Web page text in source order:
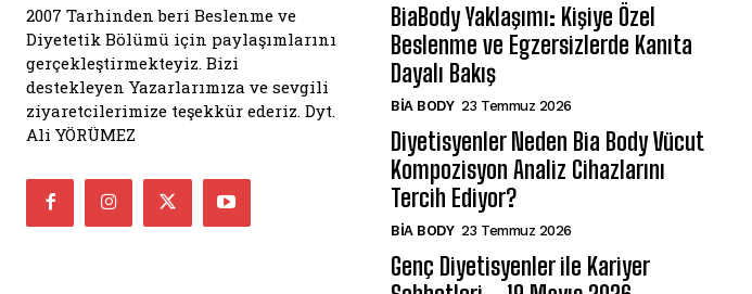
2007 Tarhinden beri Beslenme ve
Diyetetik Bölümü için paylaşımlarını
gerçekleştirmekteyiz. Bizi
destekleyen Yazarlarımıza ve sevgili
ziyaretcilerimize teşekkür ederiz. Dyt.
Ali YÖRÜMEZ
BiaBody Yaklaşımı: Kişiye Özel
Beslenme ve Egzersizlerde Kanıta
Dayalı Bakış
BIA BODY 23 Temmuz 2026
Diyetisyenler Neden Bia Body Vücut
Kompozisyon Analiz Cihazlarını
Tercih Ediyor?
BIA BODY 23 Temmuz 2026
Genç Diyetisyenler ile Kariyer